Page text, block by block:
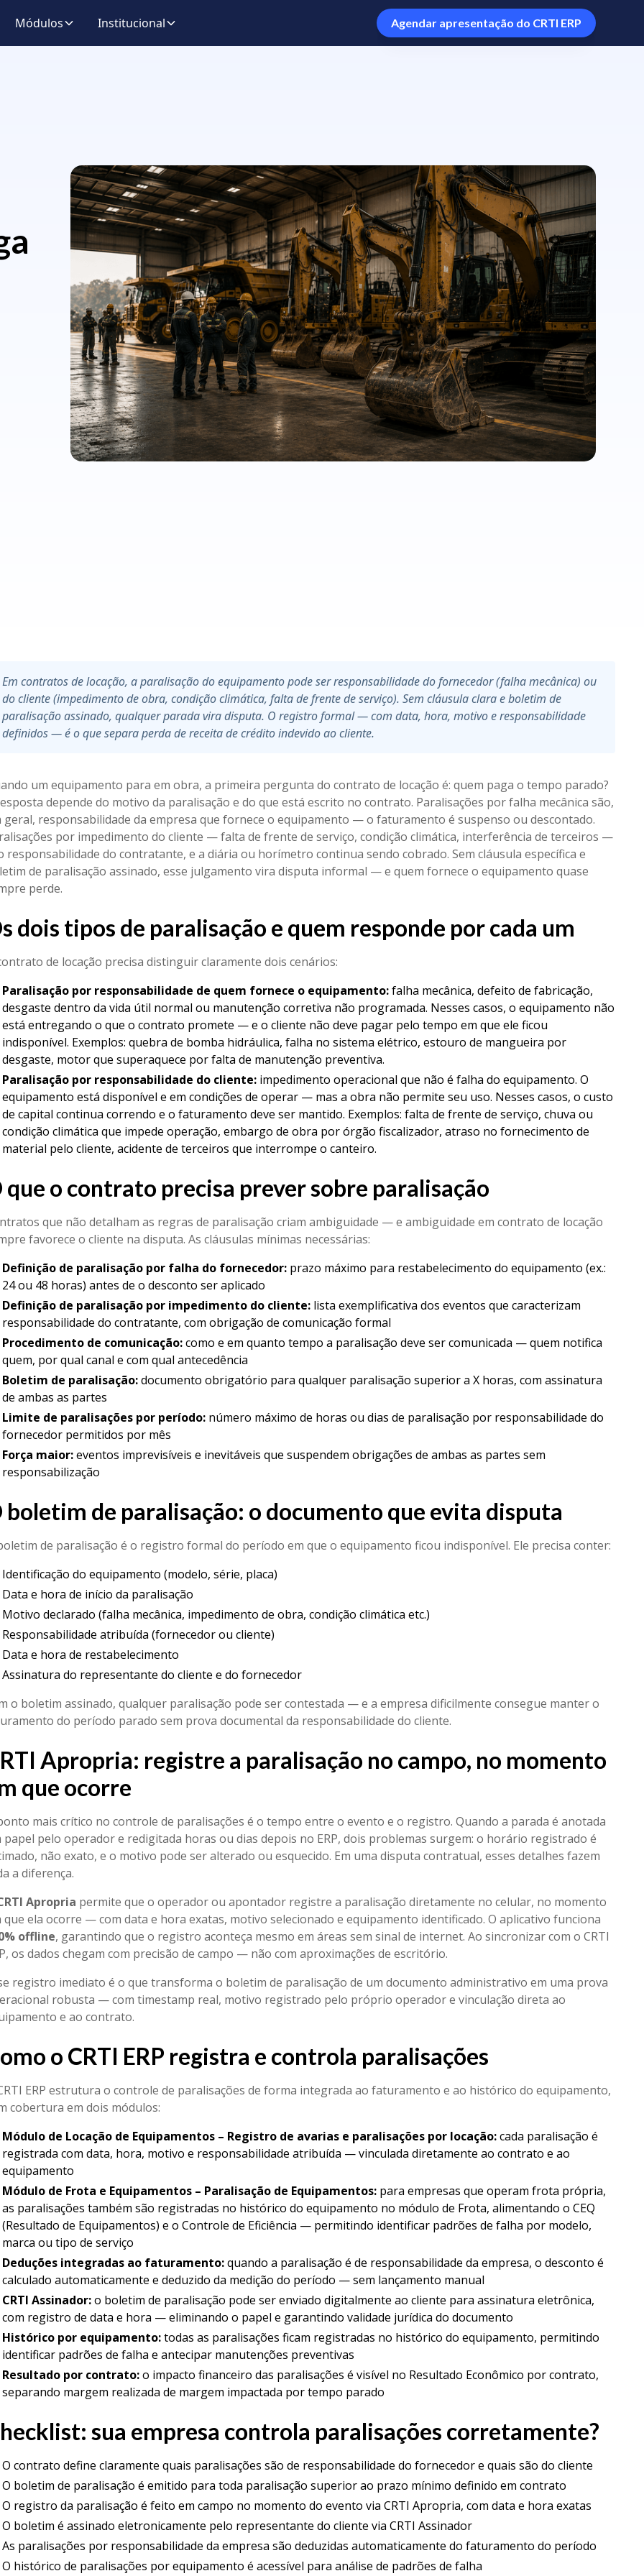
Módulos Institucional Agendar apresentação do CRTI ERP
Em contratos de locação, a paralisação do equipamento pode ser responsabilidade do fornecedor (falha mecânica) ou
do cliente (impedimento de obra, condição climática, falta de frente de serviço). Sem cláusula clara e boletim de
paralisação assinado, qualquer parada vira disputa. O registro formal — com data, hora, motivo e responsabilidade
definidos — é o que separa perda de receita de crédito indevido ao cliente.
um equipamento para em obra, a primeira pergunta do contrato de locação é: quem paga o tempo parado?
depende do motivo da paralisação e do que está escrito no contrato. Paralisações por falha mecânica são,
geral, responsabilidade da empresa que fornece o equipamento — o faturamento é suspenso ou descontado.
por impedimento do cliente — falta de frente de serviço, condição climática, interferência de terceiros —
responsabilidade do contratante, e a diária ou horímetro continua sendo cobrado. Sem cláusula específica e
de paralisação assinado, esse julgamento vira disputa informal — e quem fornece o equipamento quase
perde.
dois tipos de paralisação e quem responde por cada um
de locação precisa distinguir claramente dois cenários:
Paralisação por responsabilidade de quem fornece o equipamento:falha mecânica, defeito de fabricação,
desgaste dentro da vida útil normal ou manutenção corretiva não programada. Nesses casos, o equipamento não
está entregando o que o contrato promete — e o cliente não deve pagar pelo tempo em que ele ficou
indisponível. Exemplos: quebra de bomba hidráulica, falha no sistema elétrico, estouro de mangueira por
desgaste, motor que superaquece por falta de manutenção preventiva.
Paralisação por responsabilidade do cliente:impedimento operacional que não é falha do equipamento. O
equipamento está disponível e em condições de operar — mas a obra não permite seu uso. Nesses casos, o custo
de capital continua correndo e o faturamento deve ser mantido. Exemplos: falta de frente de serviço, chuva ou
condição climática que impede operação, embargo de obra por órgão fiscalizador, atraso no fornecimento de
material pelo cliente, acidente de terceiros que interrompe o canteiro.
que o contrato precisa prever sobre paralisação
que não detalham as regras de paralisação criam ambiguidade — e ambiguidade em contrato de locação
favorece o cliente na disputa. As cláusulas mínimas necessárias:
Definição de paralisação por falha do fornecedor:prazo máximo para restabelecimento do equipamento (ex.:
24 ou 48 horas) antes de o desconto ser aplicado
Definição de paralisação por impedimento do cliente:lista exemplificativa dos eventos que caracterizam
responsabilidade do contratante, com obrigação de comunicação formal
Procedimento de comunicação:como e em quanto tempo a paralisação deve ser comunicada — quem notifica
quem, por qual canal e com qual antecedência
Boletim de paralisação:documento obrigatório para qualquer paralisação superior a X horas, com assinatura
de ambas as partes
Limite de paralisações por período:número máximo de horas ou dias de paralisação por responsabilidade do
fornecedor permitidos por mês
Força maior:eventos imprevisíveis e inevitáveis que suspendem obrigações de ambas as partes sem
responsabilização
boletim de paralisação: o documento que evita disputa
de paralisação é o registro formal do período em que o equipamento ficou indisponível. Ele precisa conter:
Identificação do equipamento (modelo, série, placa)
Data e hora de início da paralisação
Motivo declarado (falha mecânica, impedimento de obra, condição climática etc.)
Responsabilidade atribuída (fornecedor ou cliente)
Data e hora de restabelecimento
Assinatura do representante do cliente e do fornecedor
o boletim assinado, qualquer paralisação pode ser contestada — e a empresa dificilmente consegue manter o
do período parado sem prova documental da responsabilidade do cliente.
Apropria: registre a paralisação no campo, no momento
que ocorre
mais crítico no controle de paralisações é o tempo entre o evento e o registro. Quando a parada é anotada
papel pelo operador e redigitada horas ou dias depois no ERP, dois problemas surgem: o horário registrado é
não exato, e o motivo pode ser alterado ou esquecido. Em uma disputa contratual, esses detalhes fazem
a diferença.
Apropria permite que o operador ou apontador registre a paralisação diretamente no celular, no momento
que ela ocorre — com data e hora exatas, motivo selecionado e equipamento identificado. O aplicativo funciona
offline, garantindo que o registro aconteça mesmo em áreas sem sinal de internet. Ao sincronizar com o CRTI
os dados chegam com precisão de campo — não com aproximações de escritório.
registro imediato é o que transforma o boletim de paralisação de um documento administrativo em uma prova
robusta — com timestamp real, motivo registrado pelo próprio operador e vinculação direta ao
e ao contrato.
o CRTI ERP registra e controla paralisações
ERP estrutura o controle de paralisações de forma integrada ao faturamento e ao histórico do equipamento,
cobertura em dois módulos:
Módulo de Locação de Equipamentos – Registro de avarias e paralisações por locação:cada paralisação é
registrada com data, hora, motivo e responsabilidade atribuída — vinculada diretamente ao contrato e ao
equipamento
Módulo de Frota e Equipamentos – Paralisação de Equipamentos:para empresas que operam frota própria,
as paralisações também são registradas no histórico do equipamento no módulo de Frota, alimentando o CEQ
(Resultado de Equipamentos) e o Controle de Eficiência — permitindo identificar padrões de falha por modelo,
marca ou tipo de serviço
Deduções integradas ao faturamento:quando a paralisação é de responsabilidade da empresa, o desconto é
calculado automaticamente e deduzido da medição do período — sem lançamento manual
CRTI Assinador:o boletim de paralisação pode ser enviado digitalmente ao cliente para assinatura eletrônica,
com registro de data e hora — eliminando o papel e garantindo validade jurídica do documento
Histórico por equipamento:todas as paralisações ficam registradas no histórico do equipamento, permitindo
identificar padrões de falha e antecipar manutenções preventivas
Resultado por contrato:o impacto financeiro das paralisações é visível no Resultado Econômico por contrato,
separando margem realizada de margem impactada por tempo parado
sua empresa controla paralisações corretamente?
O contrato define claramente quais paralisações são de responsabilidade do fornecedor e quais são do cliente
O boletim de paralisação é emitido para toda paralisação superior ao prazo mínimo definido em contrato
O registro da paralisação é feito em campo no momento do evento via CRTI Apropria, com data e hora exatas
O boletim é assinado eletronicamente pelo representante do cliente via CRTI Assinador
As paralisações por responsabilidade da empresa são deduzidas automaticamente do faturamento do período
O histórico de paralisações por equipamento é acessível para análise de padrões de falha